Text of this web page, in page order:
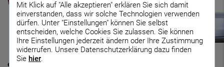
Mit Klick auf "Alle akzeptieren" erklären Sie sich damit
einverstanden, dass wir solche Technologien verwenden
dürfen. Unter "Einstellungen" können Sie selbst
entscheiden, welche Cookies Sie zulassen. Sie können
Ihre Einstellungen jederzeit ändern oder Ihre Zustimmung
widerrufen. Unsere Datenschutzerklärung dazu finden
Sie hier.